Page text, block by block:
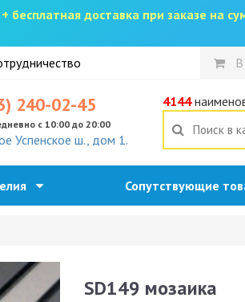
бесплатная доставка при заказе на
240-02-45
с 10:00 до 20:00
Успенское ш., дом 1.
4144
Сопутствующие
SD149 мозаика